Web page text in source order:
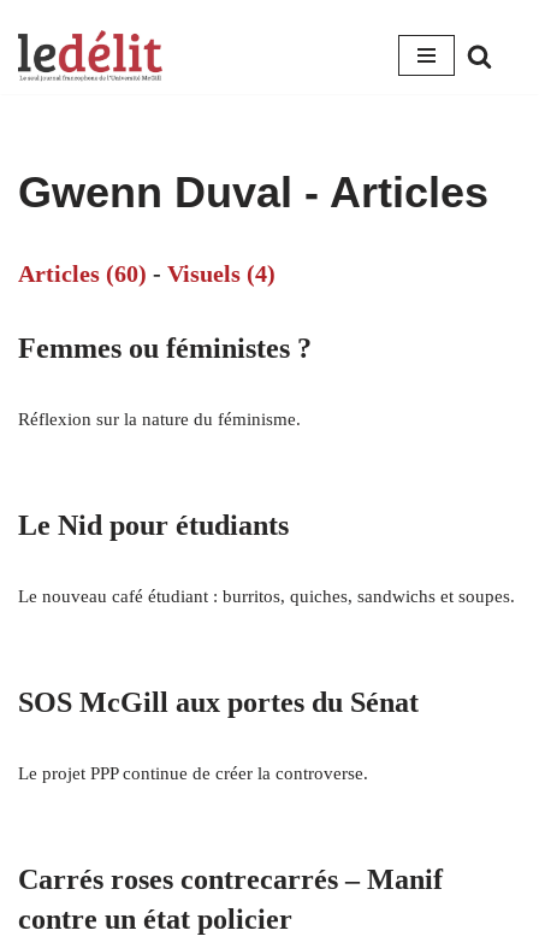
Aller
Gwenn Duval - Articles
Articles (60) - Visuels (4)
Femmes ou féministes ?
Réflexion sur la nature du féminisme.
Le Nid pour étudiants
Le nouveau café étudiant : burritos, quiches, sandwichs et soupes.
SOS McGill aux portes du Sénat
Le projet PPP continue de créer la controverse.
Carrés roses contrecarrés – Manif
contre un état policier